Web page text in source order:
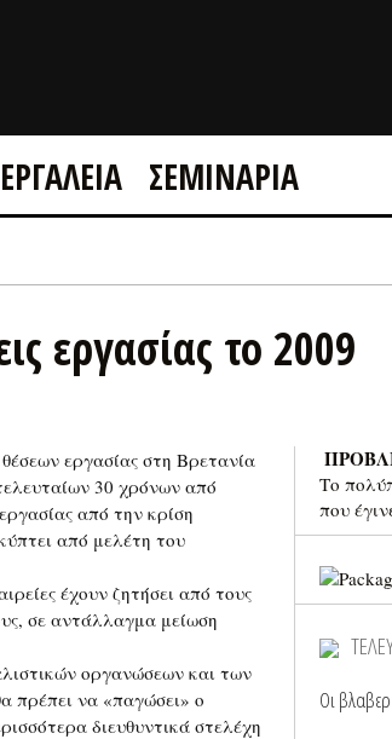
ΕΡΓΑΛΕΙΑ ΣΕΜΙΝΑΡΙΑ
εργασίας το 2009
εργασίας στη Βρετανία
30 χρόνων από
από την κρίση
από μελέτη του
έχουν ζητήσει από τους
σε αντάλλαγμα μείωση
οργανώσεων και των
πρέπει να «παγώσει» ο
διευθυντικά στελέχη
Το
που
Οι